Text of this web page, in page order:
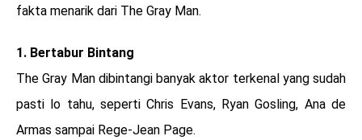
fakta menarik dari The Gray Man.
1. Bertabur Bintang
The Gray Man dibintangi banyak aktor terkenal yang sudah
pasti lo tahu, seperti Chris Evans, Ryan Gosling, Ana de
Armas sampai Rege-Jean Page.